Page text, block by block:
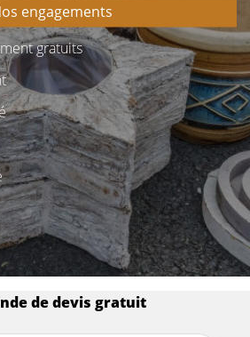
engagements
gratuits
de devis gratuit